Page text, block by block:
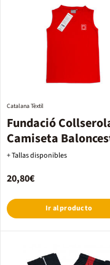
Fundació
Camiseta
Catalana Tèxtil
+ Tallas disponibles
20,80€
Ir al producto